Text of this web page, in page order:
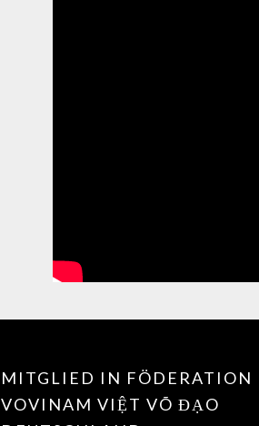
MITGLIED IN FÖDERATION
VOVINAM VIỆT VÕ ĐẠO